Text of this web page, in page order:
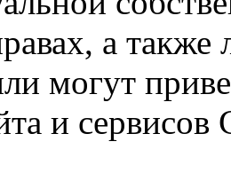
а также
могут
и сервисов